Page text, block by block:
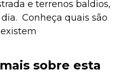
e terrenos baldios,
Conheça quais são
sobre esta